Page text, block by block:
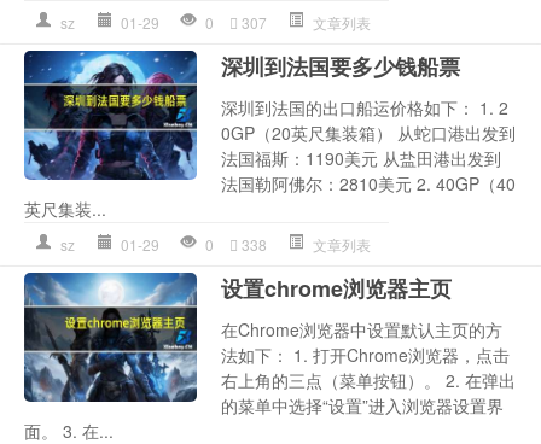
sz 01-29 0 307 文章列表
深圳到法国要多少钱船票
深圳到法国的出口船运价格如下： 1. 2
0GP（20英尺集装箱） 从蛇口港出发到
法国福斯：1190美元 从盐田港出发到
法国勒阿佛尔：2810美元 2. 40GP（40
英尺集装...
sz 01-29 0 338 文章列表
设置chrome浏览器主页
在Chrome浏览器中设置默认主页的方
法如下： 1. 打开Chrome浏览器，点击
右上角的三点（菜单按钮）。 2. 在弹出
的菜单中选择“设置”进入浏览器设置界
面。 3. 在...